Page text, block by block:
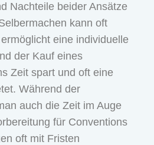
Nachteile beider Ansätze
kann oft
eine individuelle
der Kauf eines
Zeit spart und oft eine
Während der
auch die Zeit im Auge
für Conventions
oft mit Fristen